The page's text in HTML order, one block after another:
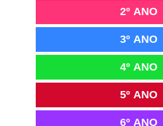
2º ANO
3º ANO
4º ANO
5º ANO
6º ANO